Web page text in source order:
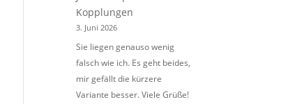
Kopplungen
3. Juni 2026
Sie liegen genauso wenig
falsch wie ich. Es geht beides,
mir gefällt die kürzere
Variante besser. Viele Grüße!